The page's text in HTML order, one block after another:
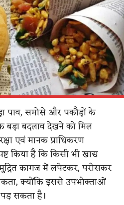
पाव, समोसे और पकौड़ों के
बड़ा बदलाव देखने को मिल
एवं मानक प्राधिकरण
किया है कि किसी भी खाद्य
कागज में लपेटकर, परोसकर
क्योंकि इससे उपभोक्ताओं
पड़ सकता है।